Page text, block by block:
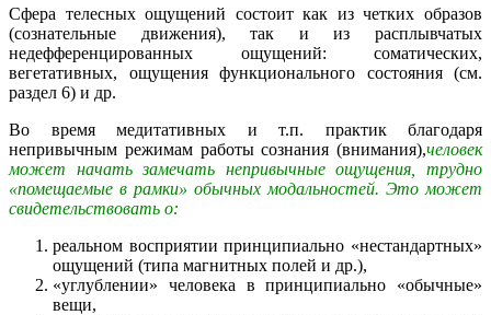
Сфера телесных ощущений состоит как из четких образов
(сознательные движения), так и из расплывчатых
недефференцированных ощущений: соматических,
вегетативных, ощущения функционального состояния (см.
раздел 6) и др.
Во время медитативных и т.п. практик благодаря
непривычным режимам работы сознания (внимания),человек
может начать замечать непривычные ощущения, трудно
«помещаемые в рамки» обычных модальностей. Это может
свидетельствовать о:
реальном восприятии принципиально «нестандартных»
ощущений (типа магнитных полей и др.),
«углублении» человека в принципиально «обычные»
вещи,